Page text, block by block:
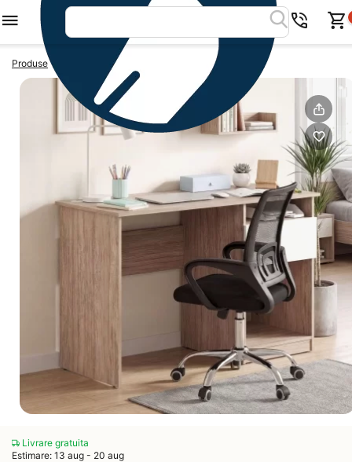
Produse Birouri copii Birou copii LINEA,1 sertar
Livrare gratuita
Estimare: 13 aug - 20 aug